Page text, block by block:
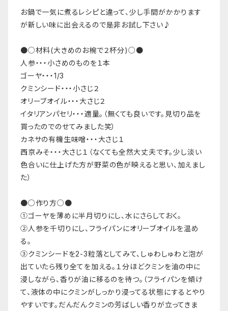
お鍋で一気に煮るレシピと違って、少し手間がかかります
が新しい味に出会えるので是非お試し下さい♪
●○材料(大きめのお椀で２杯分)○●
人参・・・小さめのものを１本
ゴーヤ・・・1/3
クミンシード・・・小さじ２
オリーブオイル・・・大さじ２
イタリアンパセリ・・・適量。（無くても良いです。見切り品を
買ったのでのせてみました笑）
カネサの有機生味噌・・・大さじ１
西京みそ・・・大さじ１（なくても全然大丈夫です。少し淡い
色合いに仕上げた方が野菜の色が映えると思い、加えまし
た）
●○作り方○●
①ゴーヤを薄めに半月切りにし、水にさらしておく。
②人参を千切りにし、フライパンにオリーブオイルを温め
る。
③クミンシードを2-3粒落としてみて、しゅわしゅわと泡が
出ていたら残り全てを加える。１分ほどクミンを油の中に
浸しながら、香りが油に移るのを待つ。（フライパンを傾け
て、液体の中にクミンがしっかり浸ってる状態にするとやり
やすいです。だんだんクミンの芳ばしい香りが立ってきま